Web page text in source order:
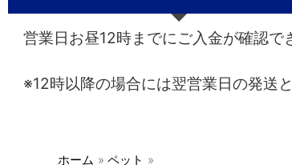
営業日お昼12時までにご入金が確認で
※12時以降の場合には翌営業日の発送と
ホーム
ペット